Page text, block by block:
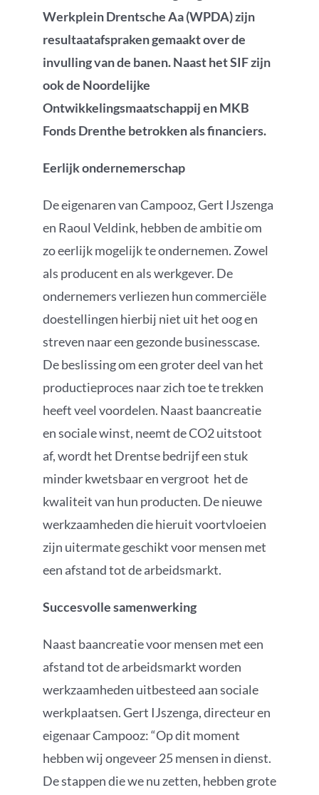
Werkplein Drentsche Aa (WPDA) zijn
resultaatafspraken gemaakt over de
invulling van de banen. Naast het SIF zijn
ook de Noordelijke
Ontwikkelingsmaatschappij en MKB
Fonds Drenthe betrokken als financiers.
Eerlijk ondernemerschap
De eigenaren van Campooz, Gert IJszenga
en Raoul Veldink, hebben de ambitie om
zo eerlijk mogelijk te ondernemen. Zowel
als producent en als werkgever. De
ondernemers verliezen hun commerciële
doestellingen hierbij niet uit het oog en
streven naar een gezonde businesscase.
De beslissing om een groter deel van het
productieproces naar zich toe te trekken
heeft veel voordelen. Naast baancreatie
en sociale winst, neemt de CO2 uitstoot
af, wordt het Drentse bedrijf een stuk
minder kwetsbaar en vergroot het de
kwaliteit van hun producten. De nieuwe
werkzaamheden die hieruit voortvloeien
zijn uitermate geschikt voor mensen met
een afstand tot de arbeidsmarkt.
Succesvolle samenwerking
Naast baancreatie voor mensen met een
afstand tot de arbeidsmarkt worden
werkzaamheden uitbesteed aan sociale
werkplaatsen. Gert IJszenga, directeur en
eigenaar Campooz: “Op dit moment
hebben wij ongeveer 25 mensen in dienst.
De stappen die we nu zetten, hebben grote